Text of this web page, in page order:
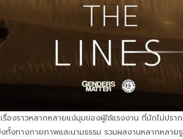
รื่องราวหลากหลายแง่มุมของผู้ใช้แรงงาน ที่มักไม่ปรา
งทั้งทางกายภาพและนามธรรม รวมผลงานหลากหลา